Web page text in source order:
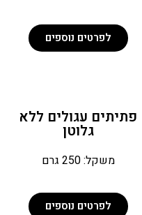
לפרטים נוספים
פתיתים עגולים ללא
גלוטן
משקל: 250 גרם
לפרטים נוספים